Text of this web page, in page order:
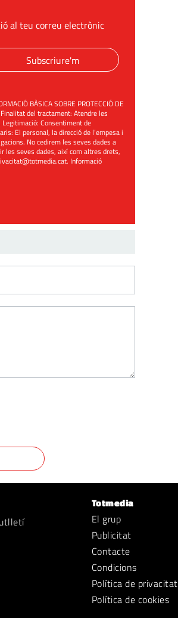
al teu correu electrònic
Subscriure'm
BÀSICA SOBRE PROTECCIÓ DE
del tractament: Atendre les
Legitimació: Consentiment de
El personal, la direcció de l’empesa i
No cedirem les seves dades a
les seves dades, així com altres drets,
. Informació
Totmedia
El grup
Publicitat
Contacte
Condicions
Política de privacitat
Política de cookies